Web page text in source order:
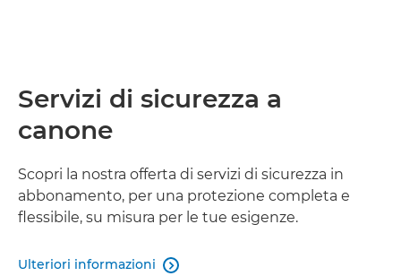
Servizi di sicurezza a
canone
Scopri la nostra offerta di servizi di sicurezza in
abbonamento, per una protezione completa e
flessibile, su misura per le tue esigenze.
Ulteriori informazioni 